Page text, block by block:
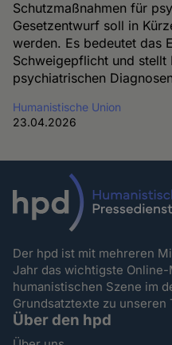
Schutzmaßnahmen für
Gesetzentwurf soll in
werden. Es bedeutet das
Schweigepflicht und stellt
psychiatrischen
Humanistische Union
23.04.2026
Der hpd ist mit mehreren
Jahr das wichtigste
humanistischen Szene im
Grundsatztexte zu
Über den hpd